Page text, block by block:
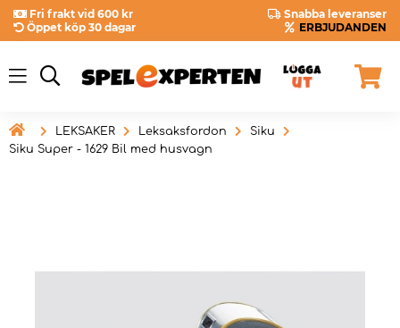
Fri frakt vid 600 kr
Snabba leveranser
Öppet köp 30 dagar
ERBJUDANDEN
 LEKSAKER Leksaksfordon
Siku
Siku Super - 1629 Bil med husvagn